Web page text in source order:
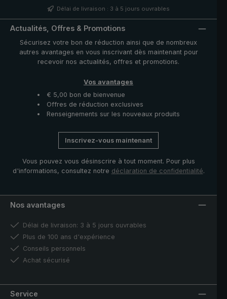
Délai de livraison : 3 à 5 jours ouvrables
Actualités, Offres & Promotions
Sécurisez votre bon de réduction ainsi que de nombreux
autres avantages en vous inscrivant dès maintenant pour
recevoir nos actualités, offres et promotions.
Vos avantages
€ 5,00 bon de bienvenue
Offres de réduction exclusives
Renseignements sur les nouveaux produits
Inscrivez-vous maintenant
Vous pouvez vous désinscrire à tout moment. Pour plus
d'informations, consultez notre déclaration de confidentialité.
Nos avantages
Délai de livraison: 3 à 5 jours ouvrables
Plus de 100 ans d'expérience
Conseils personnels
Achat sécurisé
Service